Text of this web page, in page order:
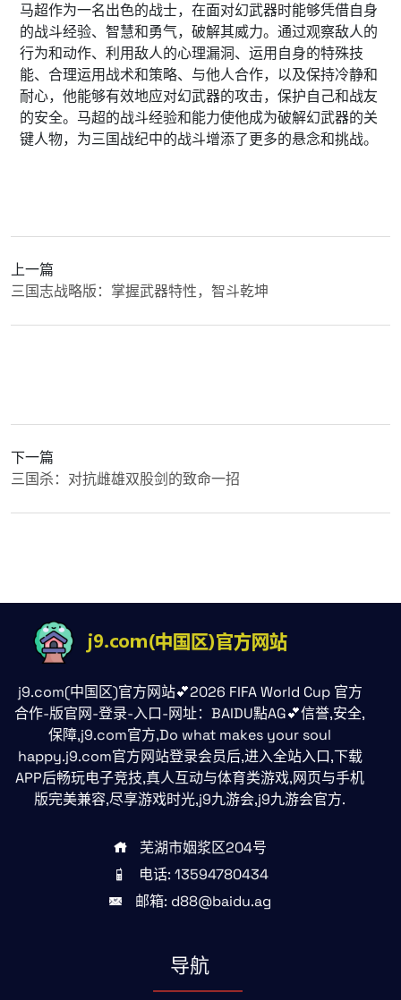
马超作为一名出色的战士，在面对幻武器时能够凭借自身
的战斗经验、智慧和勇气，破解其威力。通过观察敌人的
行为和动作、利用敌人的心理漏洞、运用自身的特殊技
能、合理运用战术和策略、与他人合作，以及保持冷静和
耐心，他能够有效地应对幻武器的攻击，保护自己和战友
的安全。马超的战斗经验和能力使他成为破解幻武器的关
键人物，为三国战纪中的战斗增添了更多的悬念和挑战。
上一篇
三国志战略版：掌握武器特性，智斗乾坤
下一篇
三国杀：对抗雌雄双股剑的致命一招
j9.com(中国区)官方网站💕2026 FIFA World Cup 官方
合作-版官网-登录-入口-网址：BAIDU點AG💕信誉,安全,
保障,j9.com官方,Do what makes your soul
happy.j9.com官方网站登录会员后,进入全站入口,下载
APP后畅玩电子竞技,真人互动与体育类游戏,网页与手机
版完美兼容,尽享游戏时光,j9九游会,j9九游会官方.
芜湖市姻浆区204号
电话: 13594780434
邮箱: d88@baidu.ag
导航